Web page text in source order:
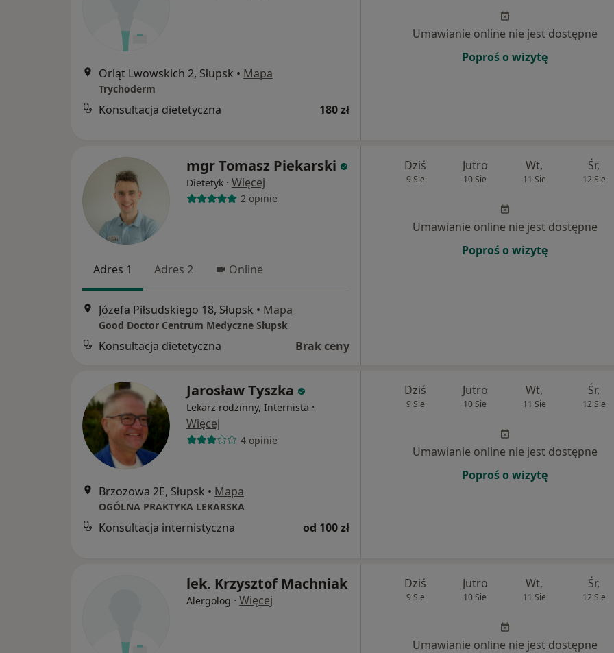
Orląt Lwowskich 2, Słupsk • Mapa
Trychoderm
Konsultacja dietetyczna 180 zł
Umawianie online nie jest dostępne
Poproś o wizytę
mgr Tomasz Piekarski
Dietetyk · Więcej
2 opinie
Adres 1 Adres 2 Online
Józefa Piłsudskiego 18, Słupsk • Mapa
Good Doctor Centrum Medyczne Słupsk
Konsultacja dietetyczna Brak ceny
Dziś
9 Sie
Jutro
10 Sie
Wt,
11 Sie
Śr,
12 Sie
Umawianie online nie jest dostępne
Poproś o wizytę
Jarosław Tyszka
Lekarz rodzinny, Internista ·
Więcej
4 opinie
Brzozowa 2E, Słupsk • Mapa
OGÓLNA PRAKTYKA LEKARSKA
Konsultacja internistyczna od 100 zł
Dziś
9 Sie
Jutro
10 Sie
Wt,
11 Sie
Śr,
12 Sie
Umawianie online nie jest dostępne
Poproś o wizytę
lek. Krzysztof Machniak
Alergolog · Więcej
Dziś
9 Sie
Jutro
10 Sie
Wt,
11 Sie
Śr,
12 Sie
Umawianie online nie jest dostępne